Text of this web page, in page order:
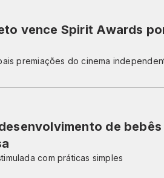
vence Spirit Awards
premiações do cinema
de bebês
com práticas simples